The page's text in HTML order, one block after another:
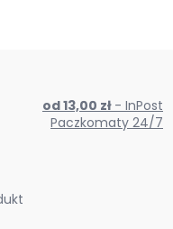
od 13,00 zł - InPost
Paczkomaty 24/7